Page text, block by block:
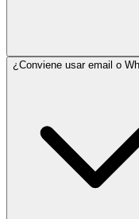
¿Conviene usar email o